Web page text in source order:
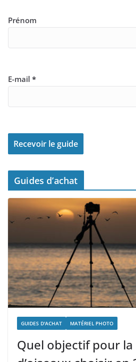
Prénom
E-mail *
Guides d’achat
GUIDES D'ACHAT MATÉRIEL PHOTO
Quel objectif pour